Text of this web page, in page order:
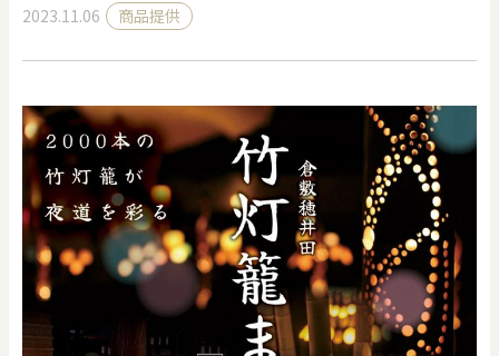
カテゴリから探す
価格で探す
0 20000
円 ～ 円
クリア OK
2023.11.06 商品提供